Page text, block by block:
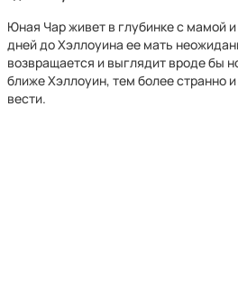
Юная Чар живет в глубинке с мамой
дней до Хэллоуина ее мать
возвращается и выглядит вроде бы
ближе Хэллоуин, тем более странно
вести.